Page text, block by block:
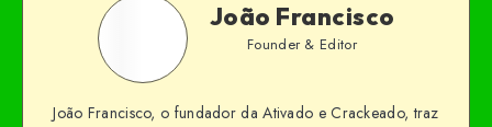
João Francisco
Founder & Editor
João Francisco, o fundador da Ativado e Crackeado, traz